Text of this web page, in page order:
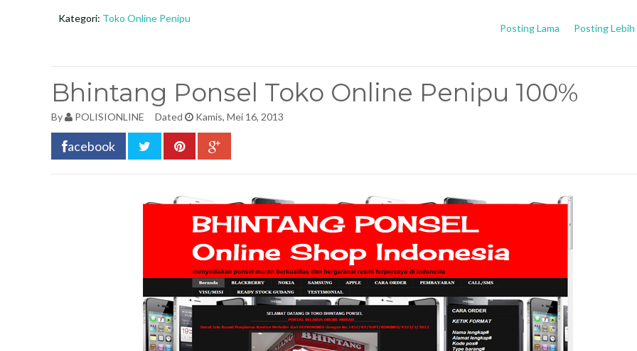
Kategori: Toko Online Penipu
Posting Lebih
Posting Lama
Bhintang Ponsel Toko Online Penipu 100%
By POLISIONLINE Dated Kamis, Mei 16, 2013
acebook